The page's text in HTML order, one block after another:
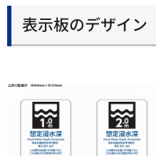
表示板のデザイン